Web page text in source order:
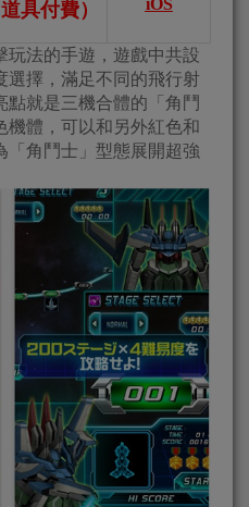
道具付費）
玩法的手遊，遊戲中共設
選擇，滿足不同的飛行射
點就是三機合體的「角鬥
機體，可以和另外紅色和
「角鬥士」型態展開超強